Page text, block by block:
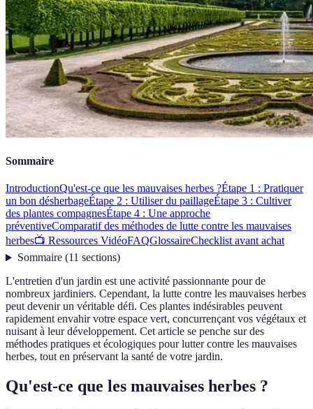
Sommaire
IntroductionQu'est-ce que les mauvaises herbes ?Étape 1 : Pratiquer
un bon désherbageÉtape 2 : Utiliser du paillageÉtape 3 : Cultiver
des plantes compagnesÉtape 4 : Une approche
préventiveComparatif des méthodes de lutte contre les mauvaises
herbes📺 Ressources VidéoFAQGlossaireChecklist avant achat
Sommaire(11 sections)
L'entretien d'un jardin est une activité passionnante pour de
nombreux jardiniers. Cependant, la lutte contre les mauvaises herbes
peut devenir un véritable défi. Ces plantes indésirables peuvent
rapidement envahir votre espace vert, concurrençant vos végétaux et
nuisant à leur développement. Cet article se penche sur des
méthodes pratiques et écologiques pour lutter contre les mauvaises
herbes, tout en préservant la santé de votre jardin.
Qu'est-ce que les mauvaises herbes ?